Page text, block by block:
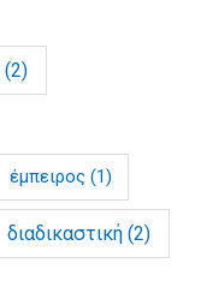
(2)
έμπειρος(1)
διαδικαστική (2)